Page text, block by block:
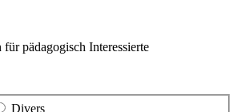
pädagogisch Interessierte
Divers